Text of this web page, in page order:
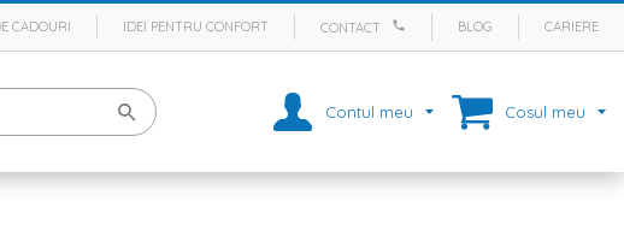
CADOURI IDEI PENTRU CONFORT CONTACT BLOG CARIERE
Contul meu Cosul meu